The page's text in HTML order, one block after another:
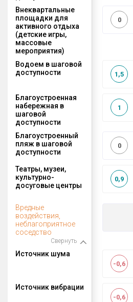
Внеквартальные
площадки для
активного отдыха
(детские игры,
массовые
мероприятия)
0
Водоем в шаговой
доступности
1,5
Благоустроенная
набережная в
шаговой
доступности
1
Благоустроенный
пляж в шаговой
доступности
0
Театры, музеи,
культурно-
досуговые центры
0,9
Вредные
воздействия,
неблагоприятное
соседство
Свернуть
Источник шума
-0,6
Источник вибрации
-0,6